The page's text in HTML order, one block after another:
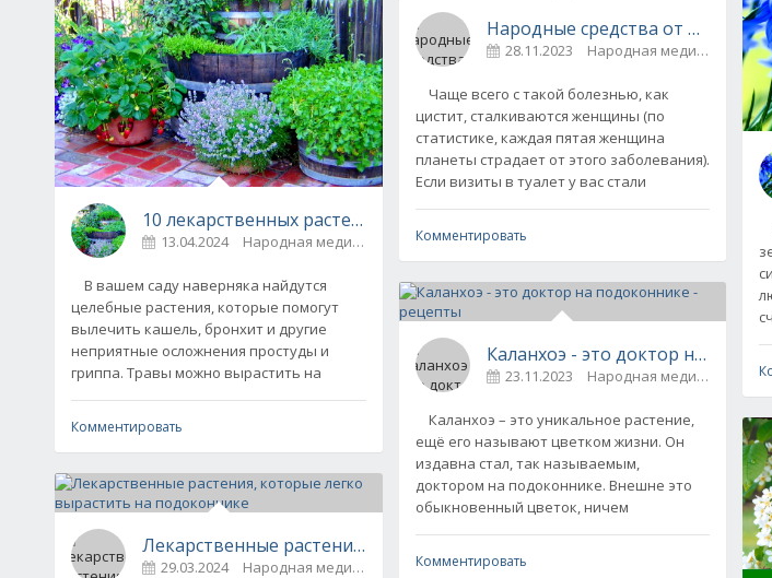
10 лекарственных растений от кашля с дачного участка
13.04.2024 Народная медицина 0
В вашем саду наверняка найдутся
целебные растения, которые помогут
вылечить кашель, бронхит и другие
неприятные осложнения простуды и
гриппа. Травы можно вырастить на
Комментировать
Лекарственные растения, которые легко вырастить на подоконнике
29.03.2024 Народная медицина 0
Народные средства от цистита
28.11.2023 Народная медицина 0
Чаще всего с такой болезнью, как
цистит, сталкиваются женщины (по
статистике, каждая пятая женщина
планеты страдает от этого заболевания).
Если визиты в туалет у вас стали
Комментировать
Каланхоэ - это доктор на
23.11.2023 Народная медицина 0
Каланхоэ – это уникальное растение,
ещё его называют цветком жизни. Он
издавна стал, так называемым,
доктором на подоконнике. Внешне это
обыкновенный цветок, ничем
Комментировать